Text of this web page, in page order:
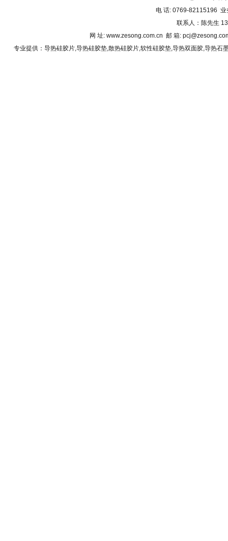
电 话: 0769-82115196
联系人：陈先生
网 址: www.zesong.com.cn 邮 箱:
专业提供： 导热硅胶片,导热硅胶垫,散热硅胶片,软性硅胶垫,导热双面胶,导热石